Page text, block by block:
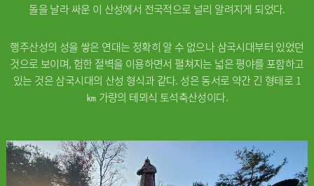
돌을 날라 싸운 이 산성에서 전국적으로 널리 알려지게 되었다.
행주산성의 성을 쌓은 연대는 정확히 알 수 없으나 삼국시대부터 있었던
것으로 보이며, 험한 절벽을 이용하면서 펼쳐지는 넓은 평야를 포함하고
있는 것은 삼국시대의 산성 형식과 같다. 성은 동서로 약간 긴 형태로 1
㎞ 가량의 테뫼식 토석축산성이다.